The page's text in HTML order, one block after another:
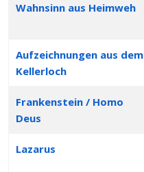
Wahnsinn aus Heimweh
Aufzeichnungen aus dem
Kellerloch
Frankenstein / Homo
Deus
Lazarus